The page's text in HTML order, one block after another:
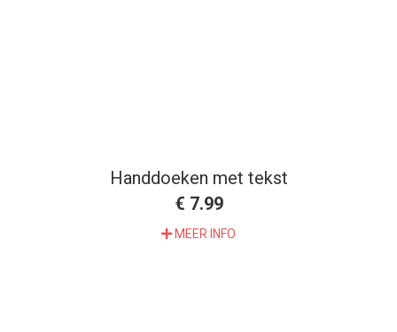
Handdoeken met tekst
€ 7.99
MEER INFO